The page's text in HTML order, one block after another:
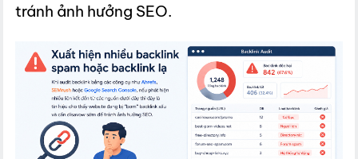
tránh ảnh hưởng SEO.